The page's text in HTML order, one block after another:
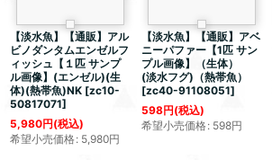
【淡水魚】【通販】アル
ビノダンタムエンゼルフ
ィッシュ【１匹 サンプ
ル画像】(エンゼル)(生
体)(熱帯魚)NK [zc10-
50817071]
5,980円(税込)
希望小売価格: 5,980円
【淡水魚】【通販】アベ
ニーパファー【1匹 サン
プル画像】（生体）
(淡水フグ)（熱帯魚）
[zc40-91108051]
598円(税込)
希望小売価格: 598円